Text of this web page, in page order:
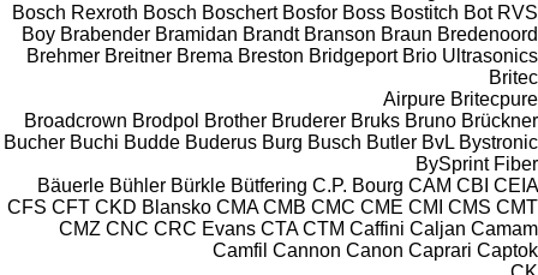
Bosch Rexroth Bosch Boschert Bosfor Boss Bostitch Bot RVS
Boy Brabender Bramidan Brandt Branson Braun Bredenoord
Brehmer Breitner Brema Breston Bridgeport Brio Ultrasonics
Britec
Airpure Britecpure
Broadcrown Brodpol Brother Bruderer Bruks Bruno Brückner
Bucher Buchi Budde Buderus Burg Busch Butler BvL Bystronic
BySprint Fiber
Bäuerle Bühler Bürkle Bütfering C.P. Bourg CAM CBI CEIA
CFS CFT CKD Blansko CMA CMB CMC CME CMI CMS CMT
CMZ CNC CRC Evans CTA CTM Caffini Caljan Camam
Camfil Cannon Canon Caprari Captok